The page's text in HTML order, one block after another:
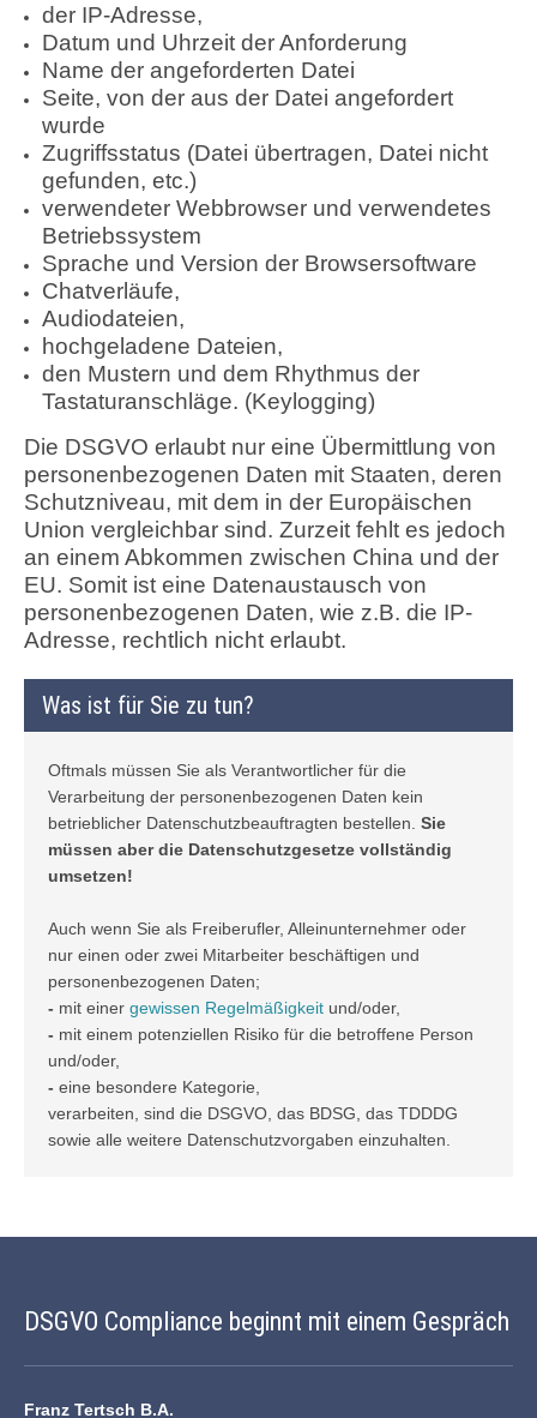
der IP-Adresse,
Datum und Uhrzeit der Anforderung
Name der angeforderten Datei
Seite, von der aus der Datei angefordert
wurde
Zugriffsstatus (Datei übertragen, Datei nicht
gefunden, etc.)
verwendeter Webbrowser und verwendetes
Betriebssystem
Sprache und Version der Browsersoftware
Chatverläufe,
Audiodateien,
hochgeladene Dateien,
den Mustern und dem Rhythmus der
Tastaturanschläge. (Keylogging)
Die DSGVO erlaubt nur eine Übermittlung von
personenbezogenen Daten mit Staaten, deren
Schutzniveau, mit dem in der Europäischen
Union vergleichbar sind. Zurzeit fehlt es jedoch
an einem Abkommen zwischen China und der
EU. Somit ist eine Datenaustausch von
personenbezogenen Daten, wie z.B. die IP-
Adresse, rechtlich nicht erlaubt.
Was ist für Sie zu tun?
Oftmals müssen Sie als Verantwortlicher für die
Verarbeitung der personenbezogenen Daten kein
betrieblicher Datenschutzbeauftragten bestellen. Sie
müssen aber die Datenschutzgesetze vollständig
umsetzen!
Auch wenn Sie als Freiberufler, Alleinunternehmer oder
nur einen oder zwei Mitarbeiter beschäftigen und
personenbezogenen Daten;
- mit einer gewissen Regelmäßigkeit und/oder,
- mit einem potenziellen Risiko für die betroffene Person
und/oder,
- eine besondere Kategorie,
verarbeiten, sind die DSGVO, das BDSG, das TDDDG
sowie alle weitere Datenschutzvorgaben einzuhalten.
DSGVO Compliance beginnt mit einem Gespräch
Franz Tertsch B.A.